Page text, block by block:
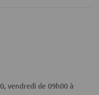
vendredi de 09h00 à